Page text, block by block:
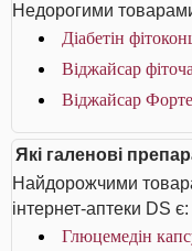
Недорогими товарами
Діабетін
Віджайсар
Віджайсар
Які галенові
Найдорожчими
інтернет-аптеки DS є:
Глюцемедін